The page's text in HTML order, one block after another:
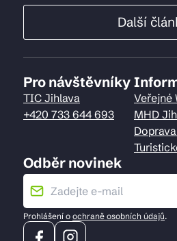
Další
Pro návštěvníky
TIC Jihlava
+420 733 644 693
Veřejné
MHD
Odběr novinek
Prohlášení o ochraně osobních údajů.